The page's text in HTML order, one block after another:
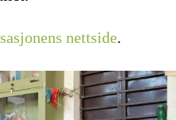
nettside.